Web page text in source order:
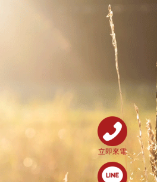
立即來電